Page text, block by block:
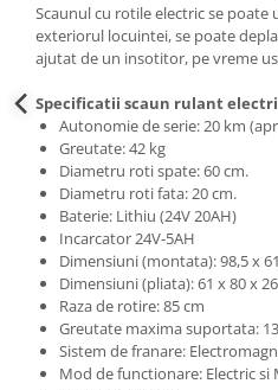
Scaunul cu rotile electric se poate
exteriorul locuintei, se poate
ajutat de un insotitor, pe vreme
Specificatii scaun rulant
Autonomie de serie: 20 km
Greutate: 42 kg
Diametru roti spate: 60 cm.
Diametru roti fata: 20 cm.
Baterie: Lithiu (24V 20AH)
Incarcator 24V-5AH
Dimensiuni (montata): 98,5 x
Dimensiuni (pliata): 61 x 80 x
Raza de rotire: 85 cm
Greutate maxima suportata:
Sistem de franare:
Mod de functionare: Electric si